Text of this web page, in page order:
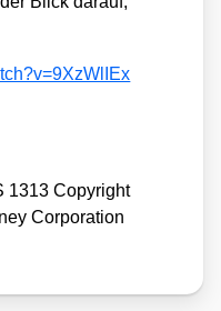
1313 Copy­right
Cor­po­ra­ti­on